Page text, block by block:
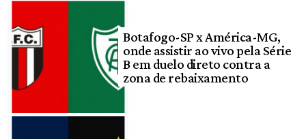
Botafogo-SP x América-MG,
onde assistir ao vivo pela Série
B em duelo direto contra a
zona de rebaixamento